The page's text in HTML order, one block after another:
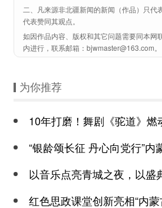
二、凡来源非北疆新闻的新闻（作品）只代
代表赞同其观点。
如因作品内容、版权和其它问题需要同本网
内进行，联系邮箱：bjwmaster@163.com。
为你推荐
10年打磨！舞剧《驼道》燃
“银龄颂长征 丹心向党行”内蒙古离退休干
以音乐点亮青城之夜，以盛典擦亮首府新名片——
红色思政课堂创新亮相“内蒙古红色文化传承